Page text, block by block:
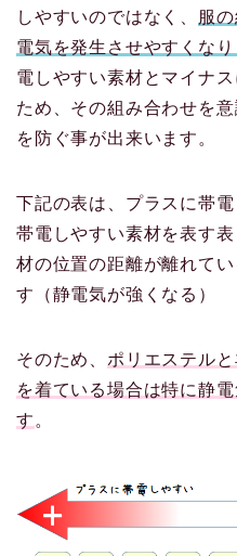
しやすいのではなく、
服
電気を発生させやすくなり
電しやすい素材とマイナ
ため、その組み合わせを
を防ぐ事が出来います。
下記の表は、プラスに帯
帯電しやすい素材を表す
材の位置の距離が離れて
す（静電気が強くなる）
そのため、 ポリエステル
を着ている場合は特に静
す 。